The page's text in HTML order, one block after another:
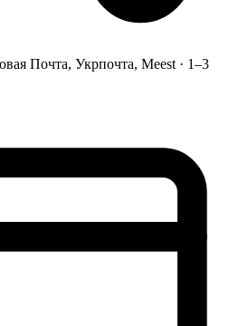
Почта, Укрпочта, Meest · 1–3